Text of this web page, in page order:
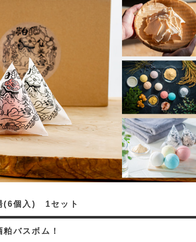
バスボム！
(6個入) 1セット